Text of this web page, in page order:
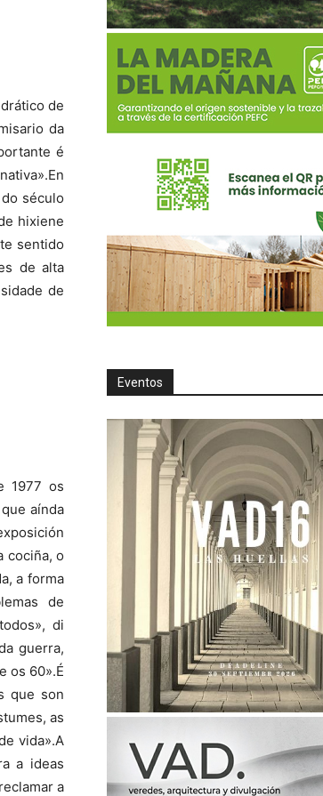
de
da
é
século
hixiene
sentido
de alta
de
1977 os
aínda
cociña, o
a forma
de
di
guerra,
os 60».É
que son
as
vida».A
a ideas
a
Eventos